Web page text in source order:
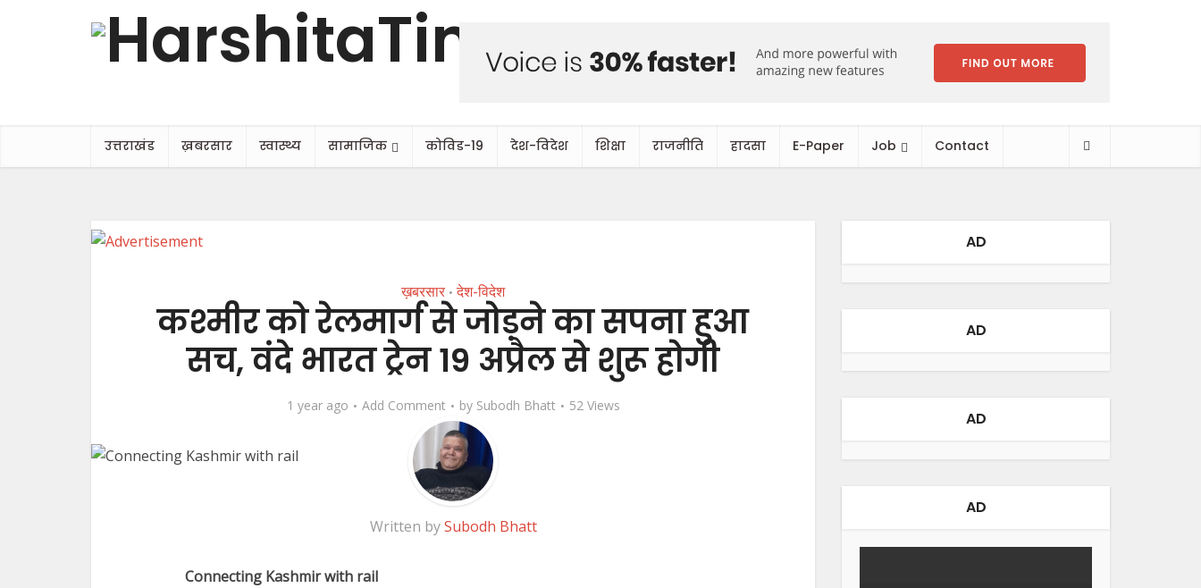
उत्तराखंड ख़बरसार स्वास्थ्य सामाजिक कोविड-19 देश-विदेश शिक्षा राजनीति हादसा E-Paper Job Contact
ख़बरसार • देश-विदेश
कश्मीर को रेलमार्ग से जोड़ने का सपना हुआ
सच, वंदे भारत ट्रेन 19 अप्रैल से शुरू होगी
1 year ago Add Comment by Subodh Bhatt 52 Views
Written bySubodh Bhatt
Connecting Kashmir with rail
AD
AD
AD
AD